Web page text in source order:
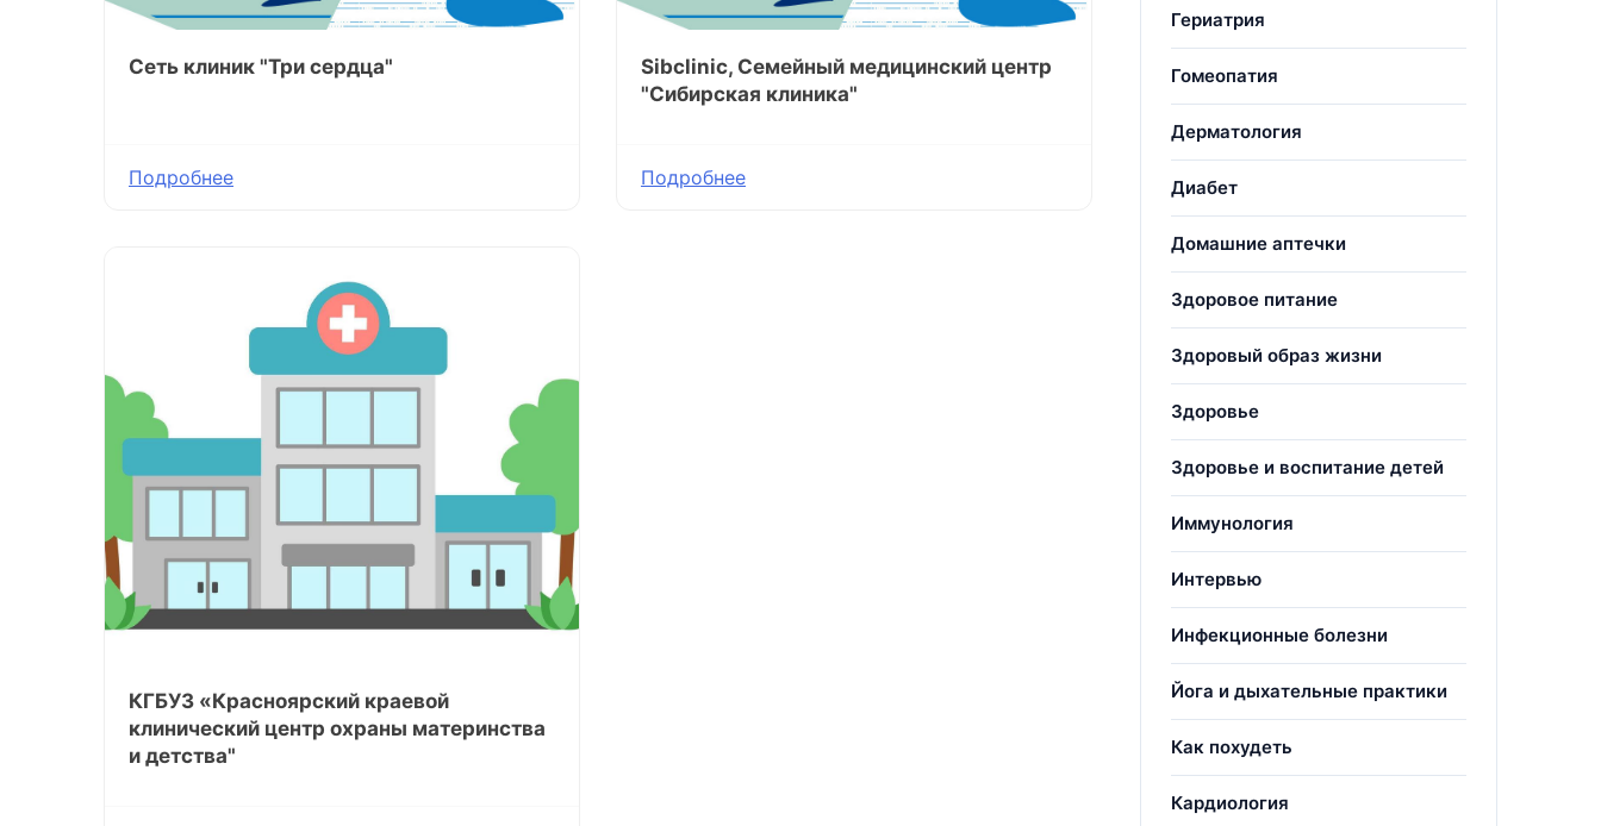
Сеть клиник "Три сердца"
Подробнее
Sibclinic, Семейный медицинский центр
"Сибирская клиника"
Подробнее
КГБУЗ «Красноярский краевой
клинический центр охраны материнства
и детства"
Гериатрия
Гомеопатия
Дерматология
Диабет
Домашние аптечки
Здоровое питание
Здоровый образ жизни
Здоровье
Здоровье и воспитание детей
Иммунология
Интервью
Инфекционные болезни
Йога и дыхательные практики
Как похудеть
Кардиология